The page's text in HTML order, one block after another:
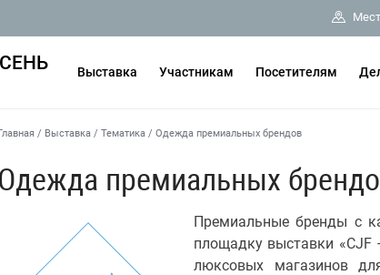
Выставка Участникам Посетителям
/ Выставка / Тематика / Одежда премиальных брендов
Одежда премиальных
Премиальные бренды с
площадку выставки «CJF
люксовых магазинов